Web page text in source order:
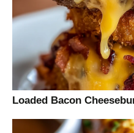
Loaded Bacon